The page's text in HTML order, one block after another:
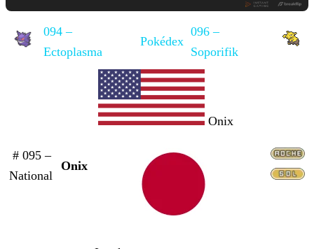
094 –
Ectoplasma
Pokédex
096 –
Soporifik
# 095 –
National
Onix
Onix